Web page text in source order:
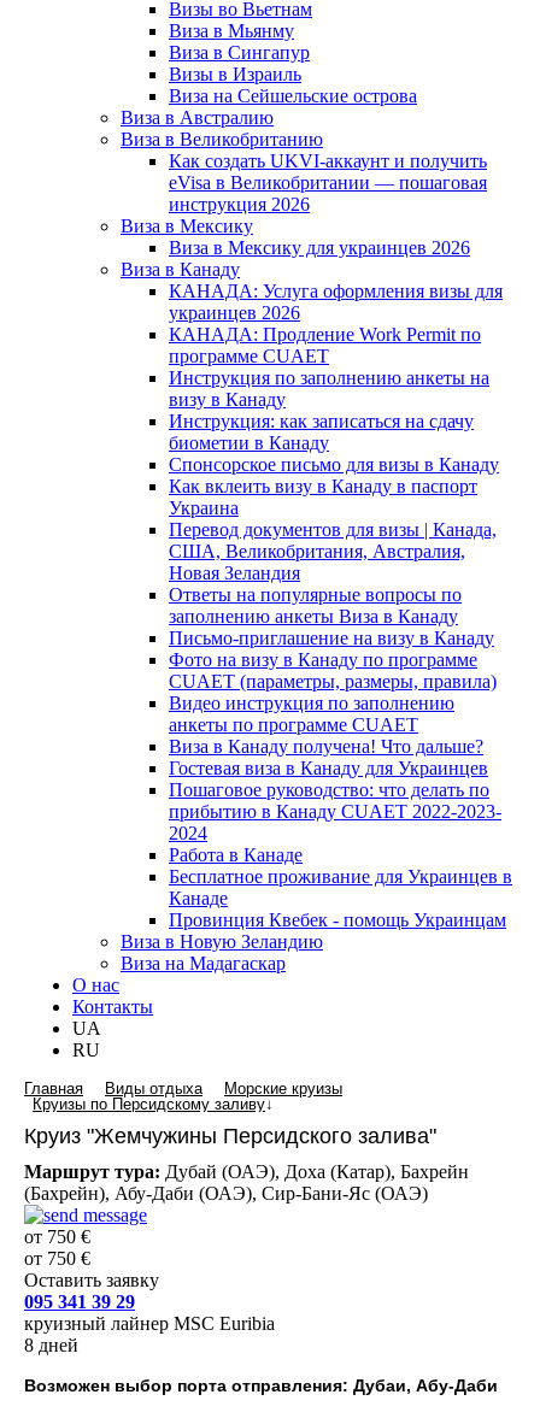
Визы во Вьетнам
Виза в Мьянму
Виза в Сингапур
Визы в Израиль
Виза на Сейшельские острова
Виза в Австралию
Виза в Великобританию
Как создать UKVI-аккаунт и получить
eVisa в Великобритании — пошаговая
инструкция 2026
Виза в Мексику
Виза в Мексику для украинцев 2026
Виза в Канаду
КАНАДА: Услуга оформления визы для
украинцев 2026
КАНАДА: Продление Work Permit по
программе CUAET
Инструкция по заполнению анкеты на
визу в Канаду
Инструкция: как записаться на сдачу
биометии в Канаду
Спонсорское письмо для визы в Канаду
Как вклеить визу в Канаду в паспорт
Украина
Перевод документов для визы | Канада,
США, Великобритания, Австралия,
Новая Зеландия
Ответы на популярные вопросы по
заполнению анкеты Виза в Канаду
Письмо-приглашение на визу в Канаду
Фото на визу в Канаду по программе
CUAET (параметры, размеры, правила)
Видео инструкция по заполнению
анкеты по программе CUAET
Виза в Канаду получена! Что дальше?
Гостевая виза в Канаду для Украинцев
Пошаговое руководство: что делать по
прибытию в Канаду CUAET 2022-2023-
2024
Работа в Канаде
Бесплатное проживание для Украинцев в
Канаде
Провинция Квебек - помощь Украинцам
Виза в Новую Зеландию
Виза на Мадагаскар
О нас
Контакты
UA
RU
Главная Виды отдыха
Морские круизы
Круизы по Персидскому заливу↓
Круиз "Жемчужины Персидского залива"
Маршрут тура: Дубай (ОАЭ), Доха (Катар), Бахрейн
(Бахрейн), Абу-Даби (ОАЭ), Сир-Бани-Яс (ОАЭ)
от 750 €
от 750 €
Оставить заявку
095 341 39 29
круизный лайнер MSC Euribia
8 дней
Возможен выбор порта отправления: Дубаи, Абу-Даби